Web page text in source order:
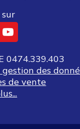
0474.339.403
des
de vente